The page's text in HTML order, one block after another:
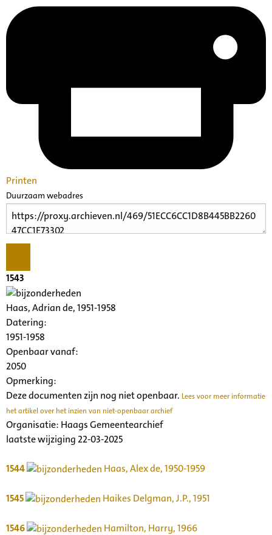
Printen
Duurzaam webadres
1543
Haas, Adrian de, 1951-1958
Datering:
1951-1958
Openbaar vanaf:
2050
Opmerking:
Deze documenten zijn nog niet openbaar. Lees voor meer informatie
het artikel over het inzien van niet-openbaar archief
Organisatie: Haags Gemeentearchief
laatste wijziging 22-03-2025
1544 Haas, Alex de, 1950-1959
1545 Haikes Delgman, J.P., 1951
1546 Hamilton, Harry, 1966